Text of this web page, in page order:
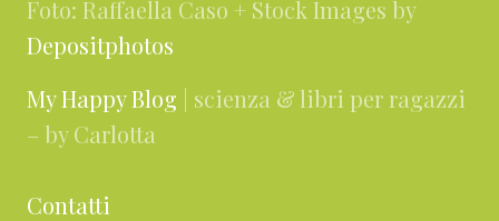
Foto: Raffaella Caso + Stock Images by
Depositphotos
My Happy Blog | scienza & libri per ragazzi
– by Carlotta
Contatti